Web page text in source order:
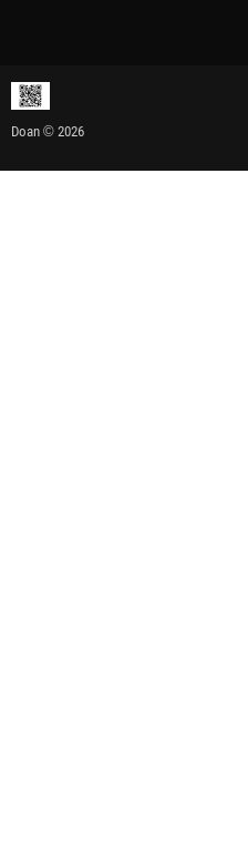
Doan © 2026